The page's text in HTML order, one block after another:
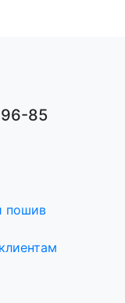
85
пошив